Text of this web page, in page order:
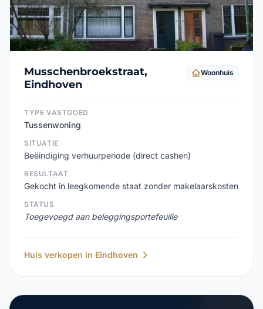
Musschenbroekstraat,
Eindhoven
Woonhuis
TYPE VASTGOED
Tussenwoning
SITUATIE
Beëindiging verhuurperiode (direct cashen)
RESULTAAT
Gekocht in leegkomende staat zonder makelaarskosten
STATUS
Toegevoegd aan beleggingsportefeuille
Huis verkopen in Eindhoven